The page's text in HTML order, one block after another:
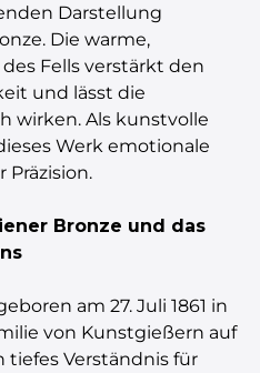
Darstellung
Die warme,
Fells verstärkt den
und lässt die
wirken. Als kunstvolle
Werk emotionale
Bronze und das
am 27. Juli 1861 in
von Kunstgießern auf
Verständnis für